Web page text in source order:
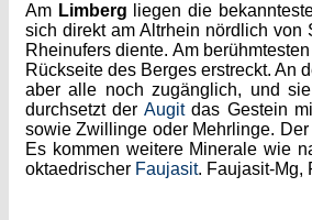
Am Limberg liegen die
sich direkt am Altrhein nördlich von
Rheinufers diente. Am
Rückseite des Berges erstreckt. An
aber alle noch zugänglich, und
durchsetzt der Augitdas Gestein
sowie Zwillinge oder Mehrlinge.
Es kommen weitere Minerale wie
oktaedrischer Faujasit. Faujasit-Mg,